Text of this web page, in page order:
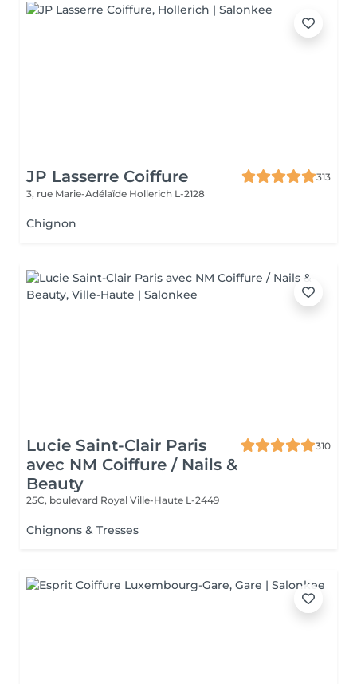
JP Lasserre Coiffure
313
3, rue Marie-Adélaïde Hollerich L-2128
Chignon
Lucie Saint-Clair Paris
avec NM Coiffure / Nails &
Beauty
310
25C, boulevard Royal Ville-Haute L-2449
Chignons & Tresses